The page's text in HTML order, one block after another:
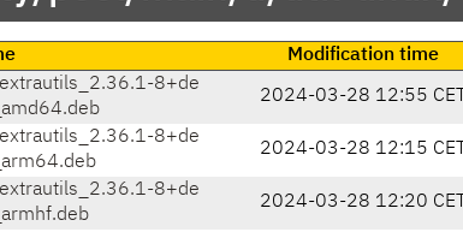
Modification time
8+de
2024-03-28 12:55 CET
8+de
2024-03-28 12:15 CET
8+de
2024-03-28 12:20 CET